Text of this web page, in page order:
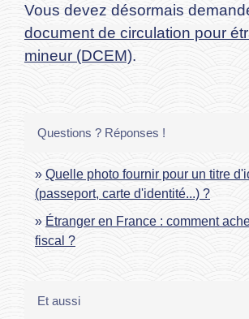
Vous devez désormais
document de circulation pour
mineur (DCEM).
Questions ? Réponses !
Quelle photo fournir pour un titre
(passeport, carte d'identité...) ?
Étranger en France : comment
fiscal ?
Et aussi